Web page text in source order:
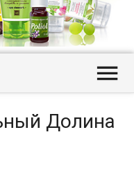

Долина